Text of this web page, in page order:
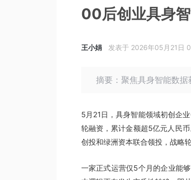
00后创业具身
王小娟 发表于 2026年05月21日
摘要：聚焦具身智能数据
5月21日，具身智能领域初创企
轮融资，累计金额超5亿元人民
创投和绿洲资本联合领投，战略
一家正式运营仅5个月的企业能